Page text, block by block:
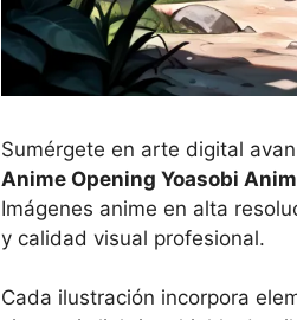
Sumérgete en arte digital
Anime Opening Yoasobi
Imágenes anime en alta
y calidad visual profesional.
Cada ilustración incorpora